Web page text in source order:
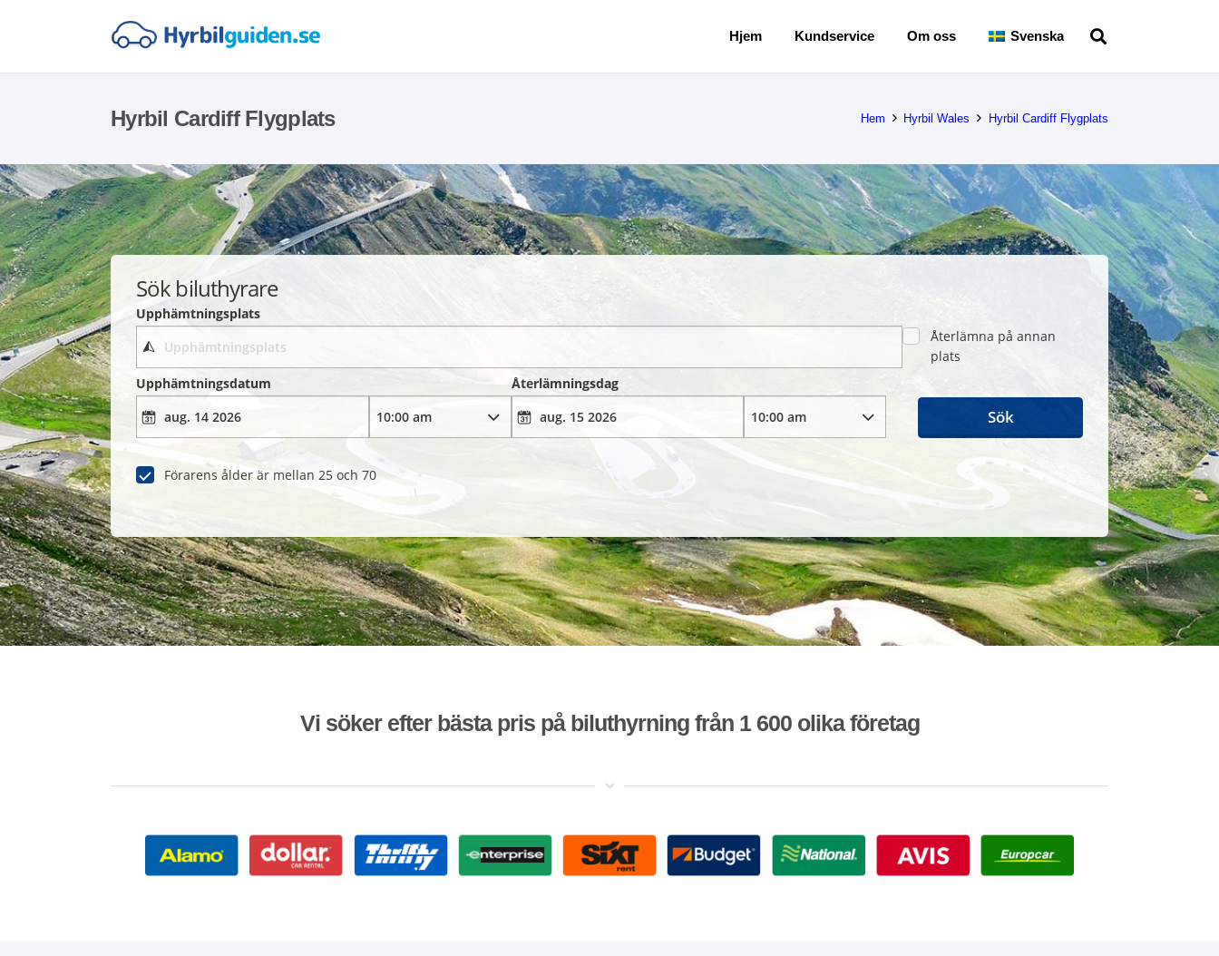
Hjem Kundservice Om oss Svenska
Hyrbil Cardiff Flygplats Hem Hyrbil Wales Hyrbil Cardiff Flygplats
Sök biluthyrare
Upphämtningsplats
Återlämna på annan
plats
Upphämtningsdatum
Återlämningsdag
Förarens ålder är mellan 25 och 70
Sök
Vi söker efter bästa pris på biluthyrning från 1 600 olika företag